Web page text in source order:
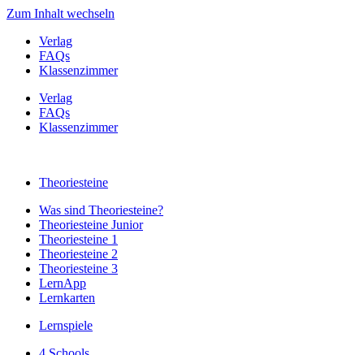
Zum Inhalt wechseln
Verlag
FAQs
Klassenzimmer
Verlag
FAQs
Klassenzimmer
Theoriesteine
Was sind Theoriesteine?
Theoriesteine Junior
Theoriesteine 1
Theoriesteine 2
Theoriesteine 3
LernApp
Lernkarten
Lernspiele